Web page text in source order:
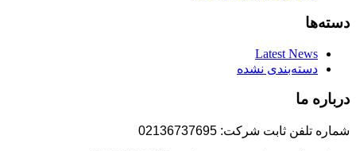
دسته‌ها
Latest News
دسته‌بندی نشده
درباره ما
شماره تلفن ثابت شرکت: 02136737695